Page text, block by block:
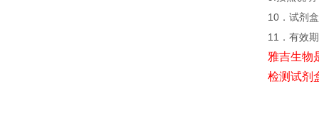
10．试剂
11．有效
雅吉生物
检测试剂